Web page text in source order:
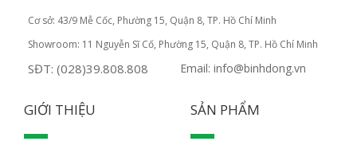
Cơ sở: 43/9 Mễ Cốc, Phường 15, Quận 8, TP. Hồ Chí Minh
Showroom: 11 Nguyễn Sĩ Cố, Phường 15, Quận 8, TP. Hồ Chí Minh
SĐT: (028)39.808.808 Email: info@binhdong.vn
GIỚI THIỆU SẢN PHẨM